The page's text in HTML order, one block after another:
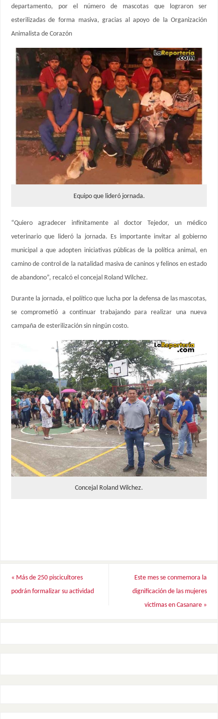
departamento, por el número de mascotas que lograron ser
esterilizadas de forma masiva, gracias al apoyo de la Organización
Animalista de Corazón
Equipo que lideró jornada.
“Quiero agradecer infinitamente al doctor Tejedor, un médico
veterinario que lideró la jornada. Es importante invitar al gobierno
municipal a que adopten iniciativas públicas de la política animal, en
camino de control de la natalidad masiva de caninos y felinos en estado
de abandono”, recalcó el concejal Roland Wilchez.
Durante la jornada, el político que lucha por la defensa de las mascotas,
se comprometió a continuar trabajando para realizar una nueva
campaña de esterilización sin ningún costo.
Concejal Roland Wilchez.
« Más de 250 piscicultores
podrán formalizar su actividad
Este mes se conmemora la
dignificación de las mujeres
victimas en Casanare »